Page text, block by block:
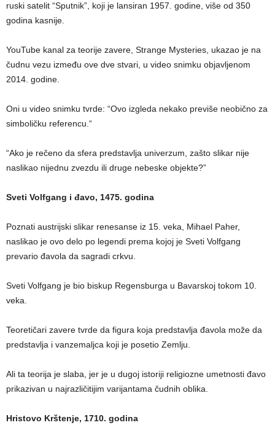
ruski satelit “Sputnik”, koji je lansiran 1957. godine, više od 350
godina kasnije.
YouTube kanal za teorije zavere, Strange Mysteries, ukazao je na
čudnu vezu između ove dve stvari, u video snimku objavljenom
2014. godine.
Oni u video snimku tvrde: “Ovo izgleda nekako previše neobično za
simboličku referencu.“
“Ako je rečeno da sfera predstavlja univerzum, zašto slikar nije
naslikao nijednu zvezdu ili druge nebeske objekte?”
Sveti Volfgang i đavo, 1475. godina
Poznati austrijski slikar renesanse iz 15. veka, Mihael Paher,
naslikao je ovo delo po legendi prema kojoj je Sveti Volfgang
prevario đavola da sagradi crkvu.
Sveti Volfgang je bio biskup Regensburga u Bavarskoj tokom 10.
veka.
Teoretičari zavere tvrde da figura koja predstavlja đavola može da
predstavlja i vanzemaljca koji je posetio Zemlju.
Ali ta teorija je slaba, jer je u dugoj istoriji religiozne umetnosti đavo
prikazivan u najrazličitijim varijantama čudnih oblika.
Hristovo Krštenje, 1710. godina